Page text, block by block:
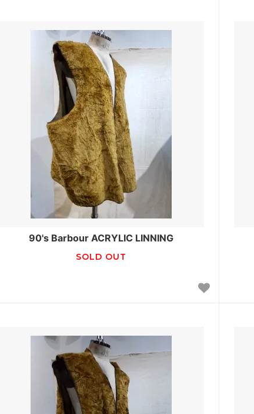
90's Barbour ACRYLIC LINNING
SOLD OUT